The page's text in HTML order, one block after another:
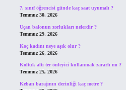
7. sınıf öğrencisi günde kaç saat uyumalı ?
Temmuz 30, 2026
Uçan balonun zorlukları nelerdir ?
Temmuz 29, 2026
Koç kadını neye aşık olur ?
Temmuz 26, 2026
Koltuk altı ter önleyici kullanmak zararlı mı ?
Temmuz 25, 2026
Keban barajının derinliği kaç metre ?